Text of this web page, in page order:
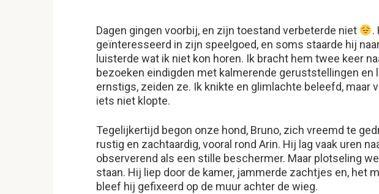
Dagen gingen voorbij, en zijn toestand verbeterde niet
.
geïnteresseerd in zijn speelgoed, en soms staarde hij
luisterde wat ik niet kon horen. Ik bracht hem twee keer
bezoeken eindigden met kalmerende geruststellingen en
ernstigs, zeiden ze. Ik knikte en glimlachte beleefd, maar
iets niet klopte.
Tegelijkertijd begon onze hond, Bruno, zich vreemd te
rustig en zachtaardig, vooral rond Arin. Hij lag vaak uren
observerend als een stille beschermer. Maar plotseling
staan. Hij liep door de kamer, jammerde zachtjes en, het
bleef hij gefixeerd op de muur achter de wieg.